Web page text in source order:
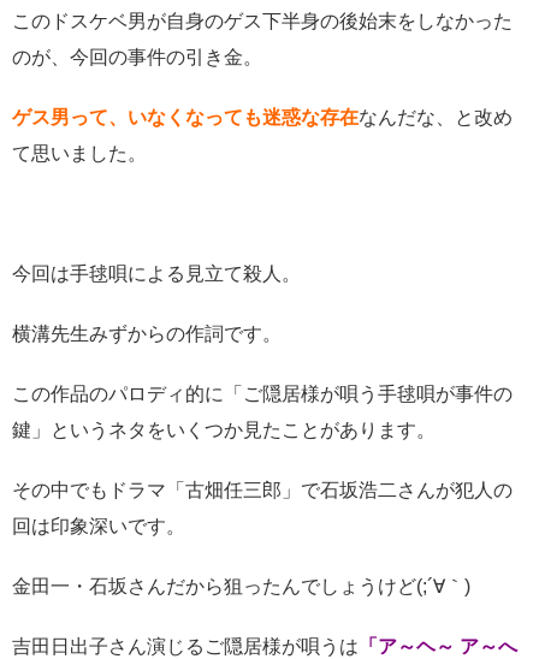
このドスケベ男が自身のゲス下半身の後始末をしなかった
のが、今回の事件の引き金。
ゲス男って、いなくなっても迷惑な存在なんだな、と改め
て思いました。
今回は手毬唄による見立て殺人。
横溝先生みずからの作詞です。
この作品のパロディ的に「ご隠居様が唄う手毬唄が事件の
鍵」というネタをいくつか見たことがあります。
その中でもドラマ「古畑任三郎」で石坂浩二さんが犯人の
回は印象深いです。
金田一・石坂さんだから狙ったんでしょうけど(;´∀｀)
吉田日出子さん演じるご隠居様が唄うは 「ア～ヘ～ ア～へ